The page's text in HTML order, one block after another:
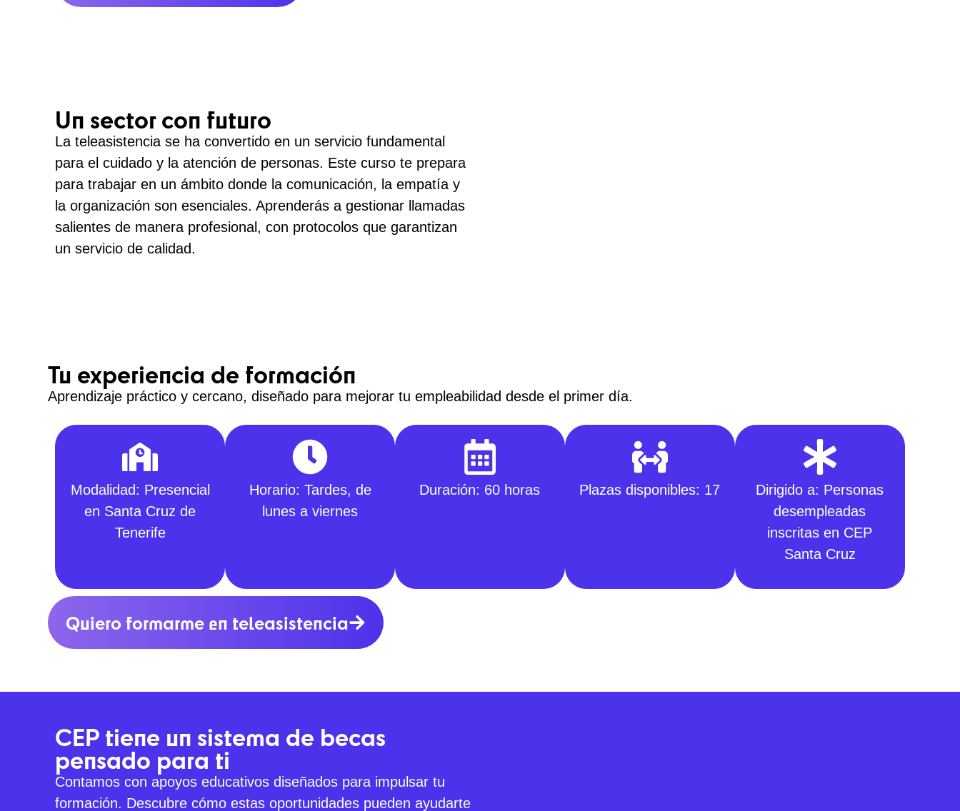
Un sector con futuro
La teleasistencia se ha convertido en un servicio fundamental
para el cuidado y la atención de personas. Este curso te prepara
para trabajar en un ámbito donde la comunicación, la empatía y
la organización son esenciales. Aprenderás a gestionar llamadas
salientes de manera profesional, con protocolos que garantizan
un servicio de calidad.
Tu experiencia de formación
Aprendizaje práctico y cercano, diseñado para mejorar tu empleabilidad desde el primer día.
Modalidad: Presencial
en Santa Cruz de
Tenerife
Horario: Tardes, de
lunes a viernes
Duración: 60 horas Plazas disponibles: 17
Dirigido a: Personas
desempleadas
inscritas en CEP
Santa Cruz
Quiero formarme en teleasistencia
CEP tiene un sistema de becas
pensado para ti
Contamos con apoyos educativos diseñados para impulsar tu
formación. Descubre cómo estas oportunidades pueden ayudarte